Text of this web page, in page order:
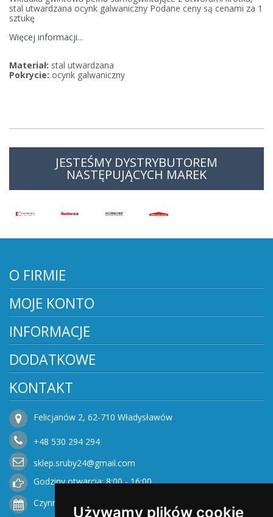
Używamy plików cookie
stal utwardzana ocynk galwaniczny Podane ceny są cenami za 1
sztukę
Więcej informacji...
Materiał: stal utwardzana
Pokrycie: ocynk galwaniczny
JESTEŚMY DYSTRYBUTOREM
NASTĘPUJĄCYCH MAREK
O FIRMIE
MOJE KONTO
INFORMACJE
DODATKOWE
KONTAKT
Felicjanów 2, 62-710 Władysławów
+48 530 294 294
sklep.sruby24@gmail.com
Godziny otwarcia: 8:00 - 16:00
Czynne od Poniedziałku do Piątku